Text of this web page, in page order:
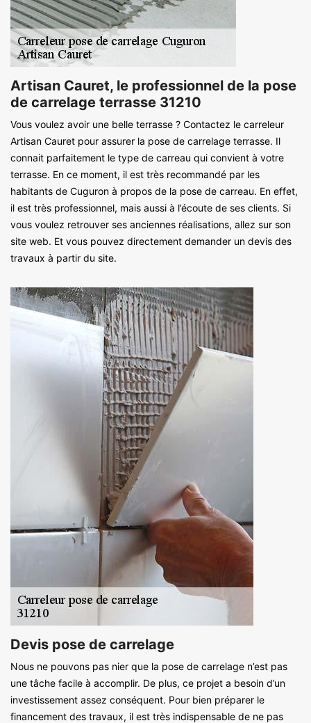
Artisan Cauret, le professionnel de la pose
de carrelage terrasse 31210
Vous voulez avoir une belle terrasse ? Contactez le carreleur
Artisan Cauret pour assurer la pose de carrelage terrasse. Il
connait parfaitement le type de carreau qui convient à votre
terrasse. En ce moment, il est très recommandé par les
habitants de Cuguron à propos de la pose de carreau. En effet,
il est très professionnel, mais aussi à l’écoute de ses clients. Si
vous voulez retrouver ses anciennes réalisations, allez sur son
site web. Et vous pouvez directement demander un devis des
travaux à partir du site.
Devis pose de carrelage
Nous ne pouvons pas nier que la pose de carrelage n’est pas
une tâche facile à accomplir. De plus, ce projet a besoin d’un
investissement assez conséquent. Pour bien préparer le
financement des travaux, il est très indispensable de ne pas